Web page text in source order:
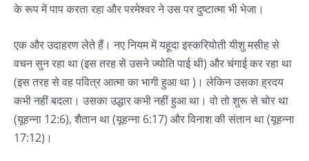
के रूप में पाप करता रहा और परमेश्वर ने उस पर दुष्टात्मा भी भेजा।
एक और उदाहरण लेते हैं। नए नियम में यहूदा इस्करियोती यीशु मसीह से
वचन सुन रहा था (इस तरह से उसने ज्योति पाई थी) और चंगाई कर रहा था
(इस तरह से वह पवित्र आत्मा का भागी हुआ था )। लेकिन उसका ह्रदय
कभी नहीं बदला। उसका उद्धार कभी नहीं हुआ था। वो तो शुरू से चोर था
(यूहन्ना 12:6), शैतान था (यूहन्ना 6:17) और विनाश की संतान था (यूहन्ना
17:12)।